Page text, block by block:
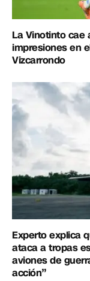
La Vinotinto cae
impresiones en
Vizcarrondo
Experto explica
ataca a tropas
aviones de
acción”